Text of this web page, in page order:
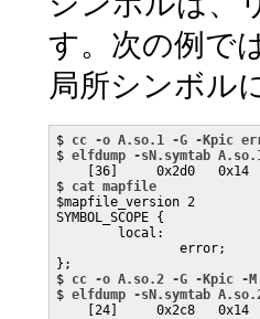
す。次の例では
局所シンボル
$ cc -o A.so.1 -G -Kpic
$ elfdump -sN.symtab
[36]     0x2d0   0x14
$ cat mapfile
$mapfile_version 2
SYMBOL_SCOPE {
        local:
                error;
};
$ cc -o A.so.2 -G -Kpic
$ elfdump -sN.symtab
[24]     0x2c8   0x14